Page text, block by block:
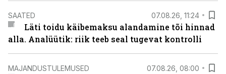
SAATED 07.08.26, 11:24
Läti toidu käibemaksu alandamine tõi hinnad
alla. Analüütik: riik teeb seal tugevat kontrolli
MAJANDUSTULEMUSED 07.08.26, 08:00